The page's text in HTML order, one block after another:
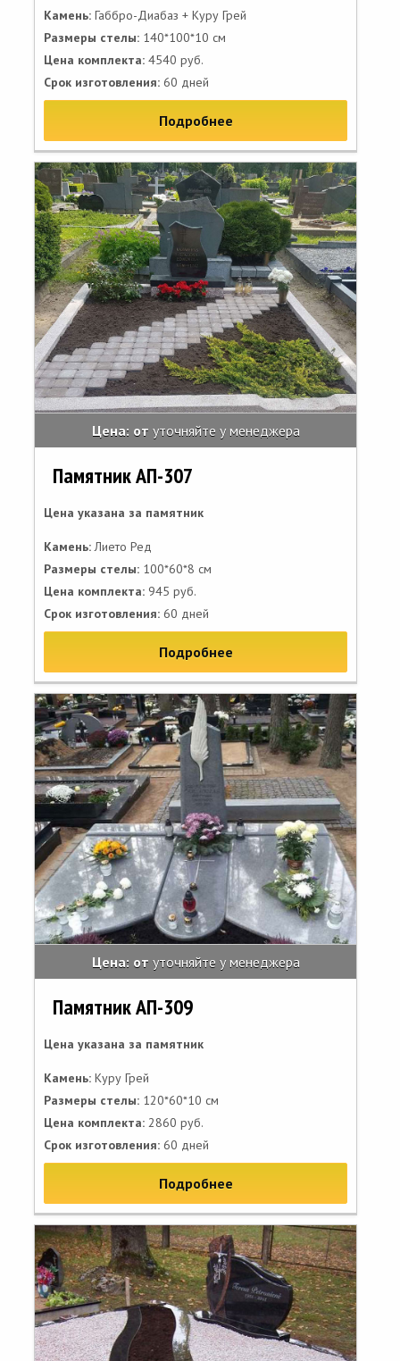
Камень: Габбро-Диабаз + Куру Грей
Размеры стелы: 140*100*10 см
Цена комплекта: 4540 руб.
Срок изготовления: 60 дней
Подробнее
Цена: от уточняйте у менеджера
Памятник АП-307
Цена указана за памятник
Камень:Лието Ред
Размеры стелы: 100*60*8 см
Цена комплекта: 945 руб.
Срок изготовления: 60 дней
Подробнее
Цена: от уточняйте у менеджера
Памятник АП-309
Цена указана за памятник
Камень: Куру Грей
Размеры стелы: 120*60*10 см
Цена комплекта: 2860 руб.
Срок изготовления: 60 дней
Подробнее